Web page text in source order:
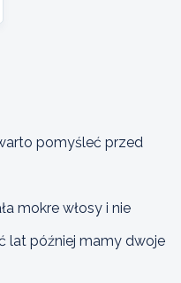
pomyśleć przed
mokre włosy i nie
lat później mamy dwoje